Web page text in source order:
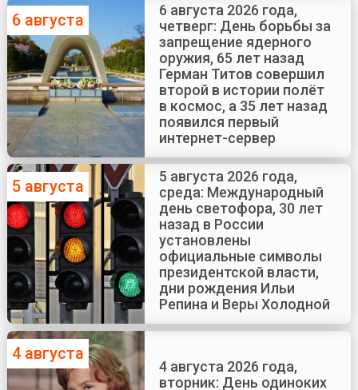
6 августа
6 августа 2026 года,
четверг: День борьбы за
запрещение ядерного
оружия, 65 лет назад
Герман Титов совершил
второй в истории полёт
в космос, а 35 лет назад
появился первый
интернет-сервер
5 августа
5 августа 2026 года,
среда: Международный
день светофора, 30 лет
назад в России
установлены
официальные символы
президентской власти,
дни рождения Ильи
Репина и Веры Холодной
4 августа
4 августа 2026 года,
вторник: День одиноких